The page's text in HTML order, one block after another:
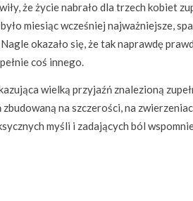
że życie nabrało dla trzech kobiet
miesiąc wcześniej najważniejsze,
okazało się, że tak naprawdę
coś innego.
wielką przyjaźń znalezioną
na szczerości, na
myśli i zadających ból